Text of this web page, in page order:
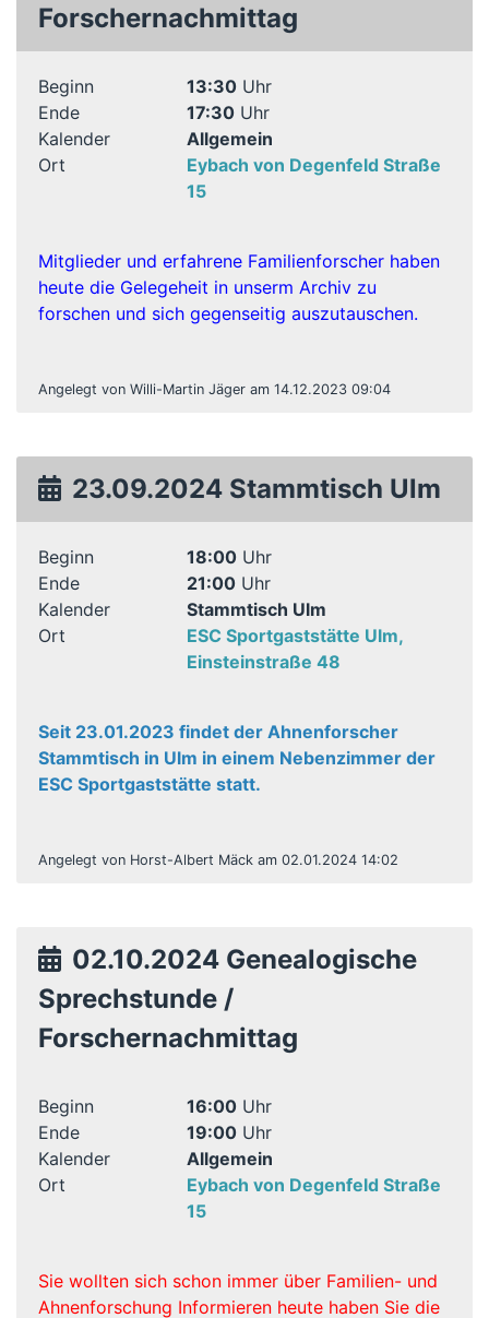
Forschernachmittag
Beginn 13:30Uhr
Ende
17:30Uhr
Kalender
Allgemein
Ort
Eybach von Degenfeld Straße
15
Mitglieder und erfahrene Familienforscher haben
heute die Gelegeheit in unserm Archiv zu
forschen und sich gegenseitig auszutauschen.
Angelegt von Willi-Martin Jäger am 14.12.2023 09:04
23.09.2024 Stammtisch Ulm
Beginn 18:00Uhr
Ende
21:00Uhr
Kalender
Stammtisch Ulm
Ort
ESC Sportgaststätte Ulm,
Einsteinstraße 48
Seit 23.01.2023 findet der Ahnenforscher
Stammtisch in Ulm in einem Nebenzimmer der
ESC Sportgaststätte statt.
Angelegt von Horst-Albert Mäck am 02.01.2024 14:02
02.10.2024 Genealogische
Sprechstunde /
Forschernachmittag
Beginn 16:00Uhr
Ende
19:00Uhr
Kalender
Allgemein
Ort
Eybach von Degenfeld Straße
15
Sie wollten sich schon immer über Familien- und
Ahnenforschung Informieren heute haben Sie die